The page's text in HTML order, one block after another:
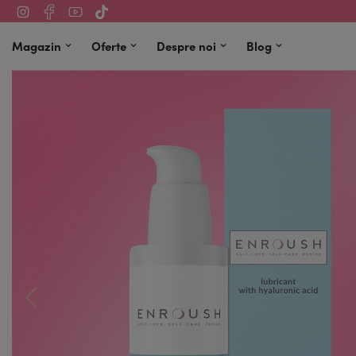
Magazin Oferte Despre noi Blog